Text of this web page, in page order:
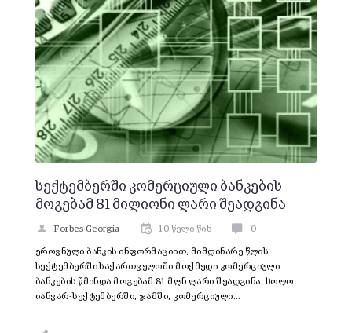
სექტემბერში კომერციული ბანკების
მოგებამ 81 მილიონი ლარი შეადგინა
Forbes Georgia 10 წელი წინ 0
ეროვნული ბანკის ინფორმაციით, მიმდინარე წლის
სექტემბერში საქართველოში მოქმედი კომერციული
ბანკების წმინდა მოგებამ 81 მლნ ლარი შეადგინა, ხოლო
იანვარ-სექტემბერში, ჯამში, კომერციული…